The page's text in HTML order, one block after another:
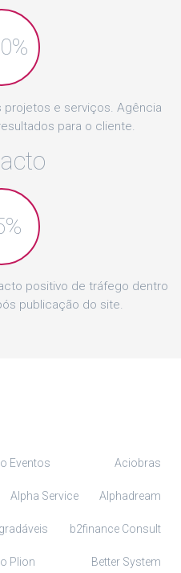
e serviços. Agência
para o cliente.
positivo de tráfego dentro
publicação do site.
Eventos Aciobras
Alpha Service Alphadream
b2finance Consult
Plion Better System